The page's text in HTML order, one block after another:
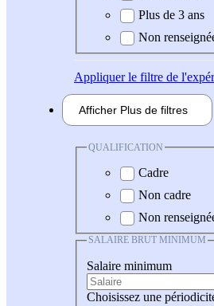
Plus de 3 ans
Non
Appliquerle filtre de
Afficher Plus de filtres
QUALIFICATION
Cadre
Non cadre
Non
SALAIRE BRUT MINIMUM
Salaire minimum
Choisissez une